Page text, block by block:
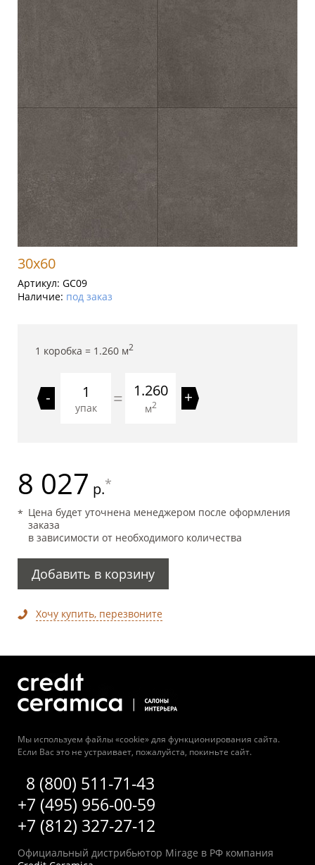
30x60
Артикул: GC09
Наличие: под заказ
1 коробка = 1.260 м2
-
упак = 1.260
м2 +
8 027 р.*
Цена будет уточнена менеджером после оформления
заказа
в зависимости от необходимого количества
Добавить в корзину
Хочу купить, перезвоните
Мы используем файлы «cookie» для функционирования сайта.
Если Вас это не устраивает, пожалуйста, покиньте сайт.
8 (800) 511-71-43
+7 (495) 956-00-59
+7 (812) 327-27-12
Официальный дистрибьютор Mirage в РФ компания